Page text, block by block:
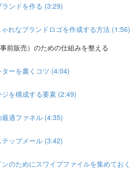
ンドを作る (3:29)
れなブランドロゴを作成する方法 (1:56)
前販売）のための仕組みを整える
ーを書くコツ (4:04)
を構成する要素 (2:49)
適ファネル (4:35)
ップメール (3:42)
のためにスワイプファイルを集めておく